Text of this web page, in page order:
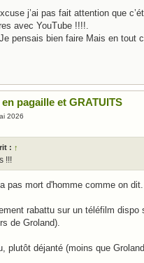
j’ai pas fait attention que
avec YouTube !!!!.
pensais bien faire Mais en tout
pagaille et GRATUITS
2026
: ↑
!!!
pas mort d'homme comme on dit.
rabattu sur un téléfilm dispo
de Groland).
plutôt déjanté (moins que